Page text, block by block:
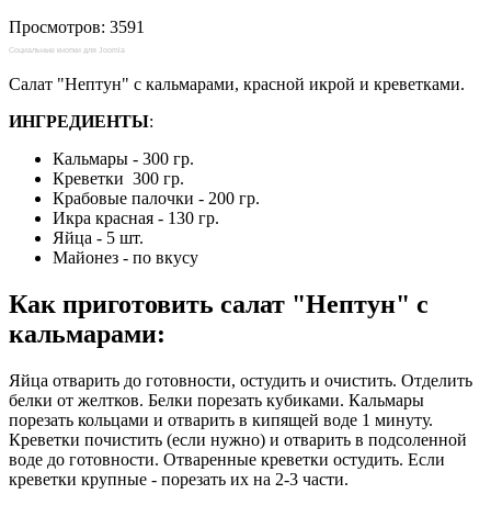
Просмотров: 3591
Социальные кнопки для Joomla
Салат "Нептун" с кальмарами, красной икрой и креветками.
ИНГРЕДИЕНТЫ:
Кальмары - 300 гр.
Креветки 300 гр.
Крабовые палочки - 200 гр.
Икра красная - 130 гр.
Яйца - 5 шт.
Майонез - по вкусу
Как приготовить салат "Нептун" с
кальмарами:
Яйца отварить до готовности, остудить и очистить. Отделить
белки от желтков. Белки порезать кубиками. Кальмары
порезать кольцами и отварить в кипящей воде 1 минуту.
Креветки почистить (если нужно) и отварить в подсоленной
воде до готовности. Отваренные креветки остудить. Если
креветки крупные - порезать их на 2-3 части.